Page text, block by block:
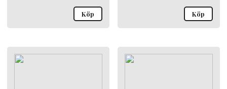
Köp Köp